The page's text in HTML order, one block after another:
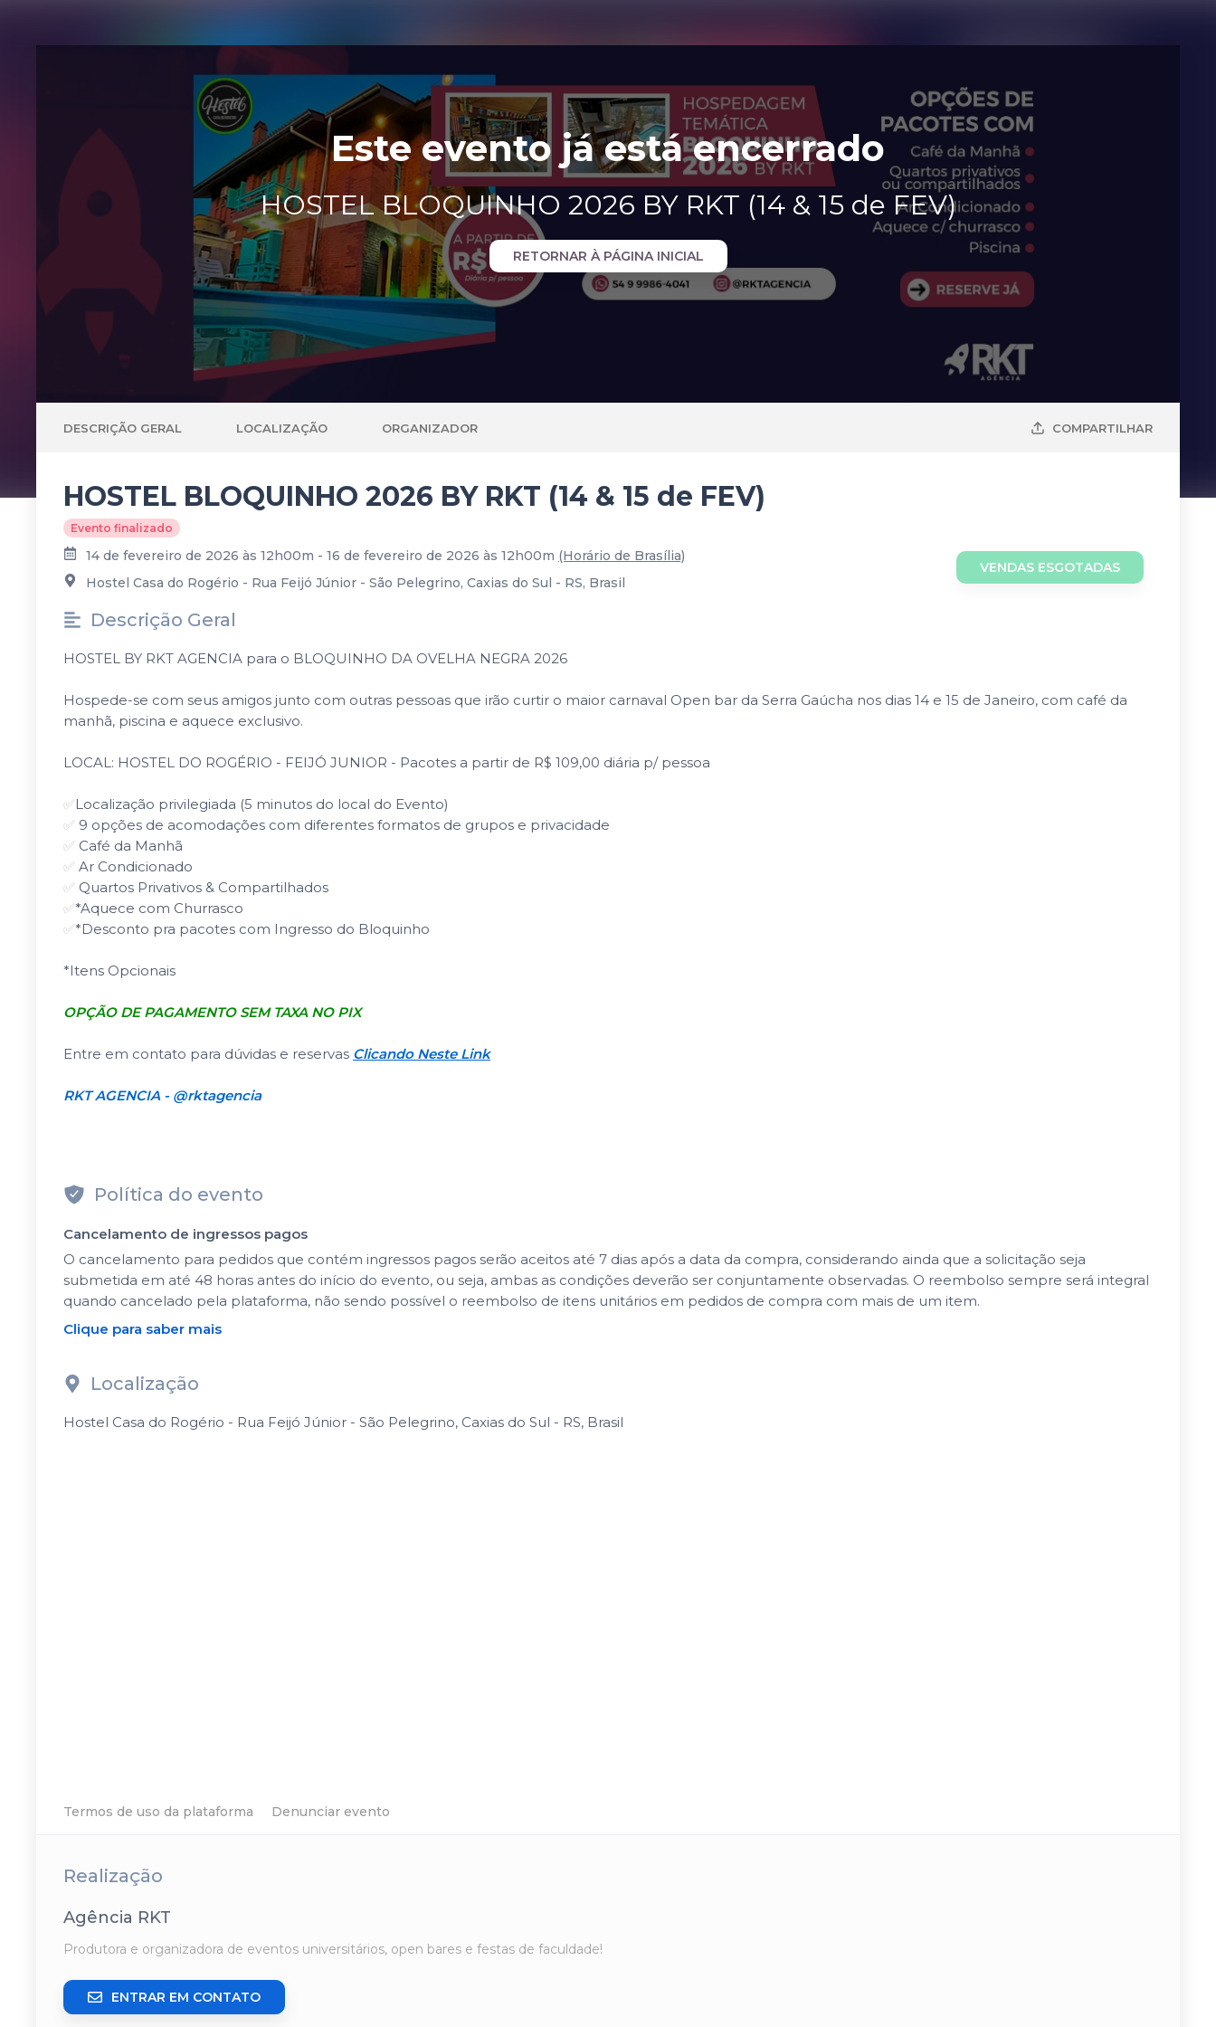
Este evento já está encerrado
HOSTEL BLOQUINHO 2026 BY RKT (14 & 15 de FEV)
RETORNAR À PÁGINA INICIAL
DESCRIÇÃO GERAL LOCALIZAÇÃO ORGANIZADOR COMPARTILHAR
HOSTEL BLOQUINHO 2026 BY RKT (14 & 15 de FEV)
Evento finalizado
14 de fevereiro de 2026 às 12h00m - 16 de fevereiro de 2026 às 12h00m (Horário de Brasília)
Hostel Casa do Rogério - Rua Feijó Júnior - São Pelegrino, Caxias do Sul - RS, Brasil
VENDAS ESGOTADAS
Descrição Geral
HOSTEL BY RKT AGENCIA para o BLOQUINHO DA OVELHA NEGRA 2026
Hospede-se com seus amigos junto com outras pessoas que irão curtir o maior carnaval Open bar da Serra Gaúcha nos dias 14 e 15 de Janeiro, com café da
manhã, piscina e aquece exclusivo.
LOCAL: HOSTEL DO ROGÉRIO - FEIJÓ JUNIOR - Pacotes a partir de R$ 109,00 diária p/ pessoa
✅Localização privilegiada (5 minutos do local do Evento)
✅ 9 opções de acomodações com diferentes formatos de grupos e privacidade
✅ Café da Manhã
✅ Ar Condicionado
✅ Quartos Privativos & Compartilhados
✅*Aquece com Churrasco
✅*Desconto pra pacotes com Ingresso do Bloquinho
*Itens Opcionais
OPÇÃO DE PAGAMENTO SEM TAXA NO PIX
Entre em contato para dúvidas e reservas Clicando Neste Link
RKT AGENCIA - @rktagencia
Política do evento
Cancelamento de ingressos pagos
O cancelamento para pedidos que contém ingressos pagos serão aceitos até 7 dias após a data da compra, considerando ainda que a solicitação seja
submetida em até 48 horas antes do início do evento, ou seja, ambas as condições deverão ser conjuntamente observadas. O reembolso sempre será integral
quando cancelado pela plataforma, não sendo possível o reembolso de itens unitários em pedidos de compra com mais de um item.
Clique para saber mais
Localização
Hostel Casa do Rogério - Rua Feijó Júnior - São Pelegrino, Caxias do Sul - RS, Brasil
Termos de uso da plataforma Denunciar evento
Realização
Agência RKT
Produtora e organizadora de eventos universitários, open bares e festas de faculdade!
ENTRAR EM CONTATO